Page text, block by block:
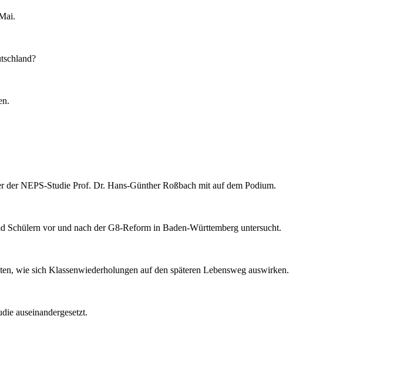
NEPS-Studie Prof. Dr. Hans-Günther Roßbach mit auf dem Podium.
vor und nach der G8-Reform in Baden-Württemberg untersucht.
wie sich Klassenwiederholungen auf den späteren Lebensweg auswirken.
auseinandergesetzt.